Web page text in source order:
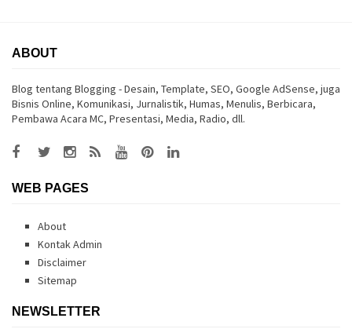
ABOUT
Blog tentang Blogging - Desain, Template, SEO, Google AdSense, juga
Bisnis Online, Komunikasi, Jurnalistik, Humas, Menulis, Berbicara,
Pembawa Acara MC, Presentasi, Media, Radio, dll.
WEB PAGES
About
Kontak Admin
Disclaimer
Sitemap
NEWSLETTER